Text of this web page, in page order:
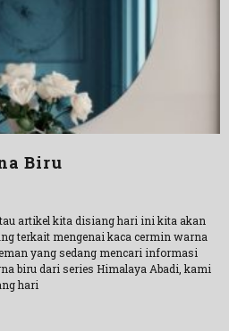
Biru
artikel kita disiang hari ini kita akan
terkait mengenai kaca cermin warna
yang sedang mencari informasi
biru dari series Himalaya Abadi, kami
hari